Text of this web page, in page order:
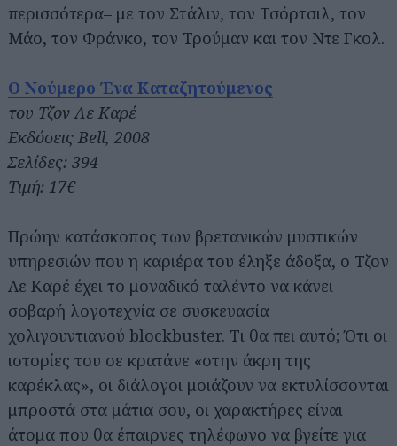
περισσότερα– με τον Στάλιν, τον Τσόρτσιλ, τον
Μάο, τον Φράνκο, τον Τρούμαν και τον Ντε Γκολ.
Ο Νούμερο Ένα Καταζητούμενος
του Τζον Λε Καρέ
Εκδόσεις Bell, 2008
Σελίδες: 394
Τιμή: 17€
Πρώην κατάσκοπος των βρετανικών μυστικών
υπηρεσιών που η καριέρα του έληξε άδοξα, ο Τζον
Λε Καρέ έχει το μοναδικό ταλέντο να κάνει
σοβαρή λογοτεχνία σε συσκευασία
χολιγουντιανού blockbuster. Τι θα πει αυτό; Ότι οι
ιστορίες του σε κρατάνε «στην άκρη της
καρέκλας», οι διάλογοι μοιάζουν να εκτυλίσσονται
μπροστά στα μάτια σου, οι χαρακτήρες είναι
άτομα που θα έπαιρνες τηλέφωνο να βγείτε για